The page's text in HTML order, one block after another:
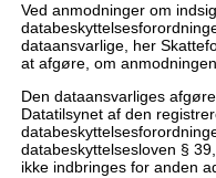
Ved anmodninger om
dataansvarlige, her
at afgøre, om
Den dataansvarliges
Datatilsynet af den
databeskyttelsesloven §
ikke indbringes for anden